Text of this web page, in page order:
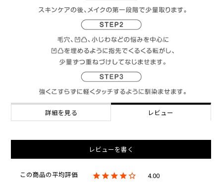
詳細を見る レビュー
4.00
レビューを書く